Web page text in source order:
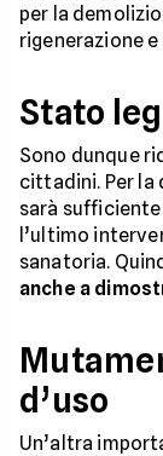
per la
rigenerazione
Stato
Sono dunque
cittadini. Per
sarà
l’ultimo
sanatoria.
anche a
d’uso
Un’altra